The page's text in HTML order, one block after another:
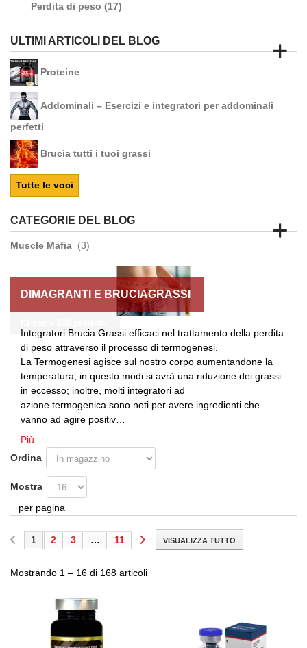
Perdita di peso (17)
ULTIMI ARTICOLI DEL BLOG
Proteine
Addominali – Esercizi e integratori per addominali
perfetti
Brucia tutti i tuoi grassi
Tutte le voci
CATEGORIE DEL BLOG
Muscle Mafia (3)
DIMAGRANTI E BRUCIAGRASSI
Integratori Brucia Grassi efficaci nel trattamento della perdita
di peso attraverso il processo di termogenesi
La Termogenesi agisce sul nostro corpo aumentandone la
temperatura, in questo modi si avrà una riduzione dei grassi
in eccesso; inoltre, molti integratori ad
azione termogenica sono noti per avere ingredienti che
vanno ad agire positiv…
Più
Ordina
Mostra
per pagina
VISUALIZZA TUTTO
1 2 3 … 11
Mostrando 1 – 16 di 168 articoli